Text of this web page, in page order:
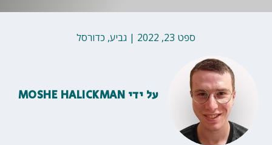
ספט 23, 2022 | גביע, כדורסל
על ידי MOSHE HALICKMAN